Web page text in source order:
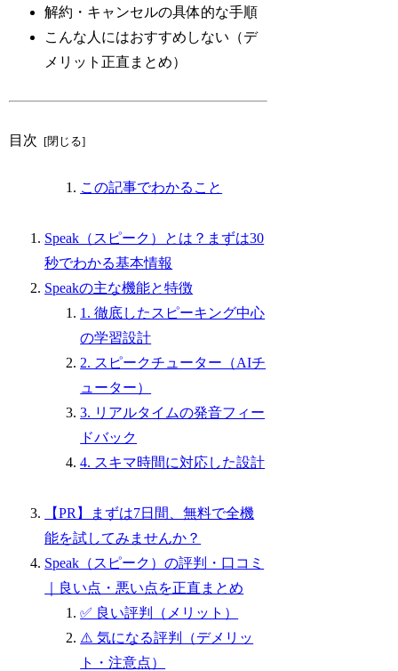
解約・キャンセルの具体的な手順
こんな人にはおすすめしない（デ
メリット正直まとめ）
目次
この記事でわかること
Speak（スピーク）とは？まずは30
秒でわかる基本情報
Speakの主な機能と特徴
1. 徹底したスピーキング中心
の学習設計
2. スピークチューター（AIチ
ューター）
3. リアルタイムの発音フィー
ドバック
4. スキマ時間に対応した設計
【PR】まずは7日間、無料で全機
能を試してみませんか？
Speak（スピーク）の評判・口コミ
｜良い点・悪い点を正直まとめ
✅ 良い評判（メリット）
⚠️ 気になる評判（デメリッ
ト・注意点）